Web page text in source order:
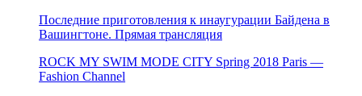
Последние приготовления к инаугурации Байдена в
Вашингтоне. Прямая трансляция
ROCK MY SWIM MODE CITY Spring 2018 Paris —
Fashion Channel